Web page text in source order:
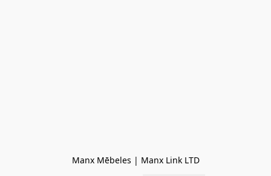
Manx Mēbeles | Manx Link LTD